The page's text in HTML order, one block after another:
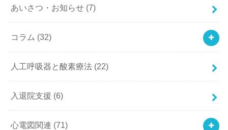
あいさつ・お知らせ (7)
コラム (32)
人工呼吸器と酸素療法 (22)
入退院支援 (6)
心電図関連 (71)